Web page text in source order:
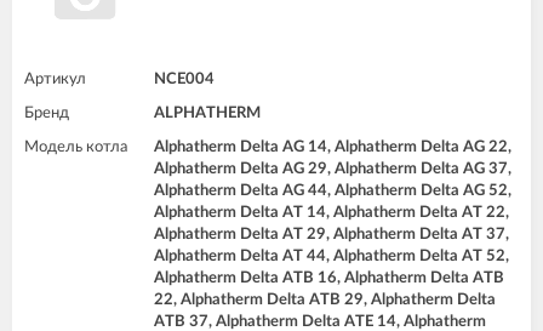
Артикул NCE004
Бренд ALPHATHERM
Модель котла
Alphatherm Delta AG 14, Alphatherm Delta AG 22,
Alphatherm Delta AG 29, Alphatherm Delta AG 37,
Alphatherm Delta AG 44, Alphatherm Delta AG 52,
Alphatherm Delta AT 14, Alphatherm Delta AT 22,
Alphatherm Delta AT 29, Alphatherm Delta AT 37,
Alphatherm Delta AT 44, Alphatherm Delta AT 52,
Alphatherm Delta ATB 16, Alphatherm Delta ATB
22, Alphatherm Delta ATB 29, Alphatherm Delta
ATB 37, Alphatherm Delta ATE 14, Alphatherm